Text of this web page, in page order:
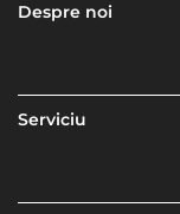
Despre noi
Serviciu